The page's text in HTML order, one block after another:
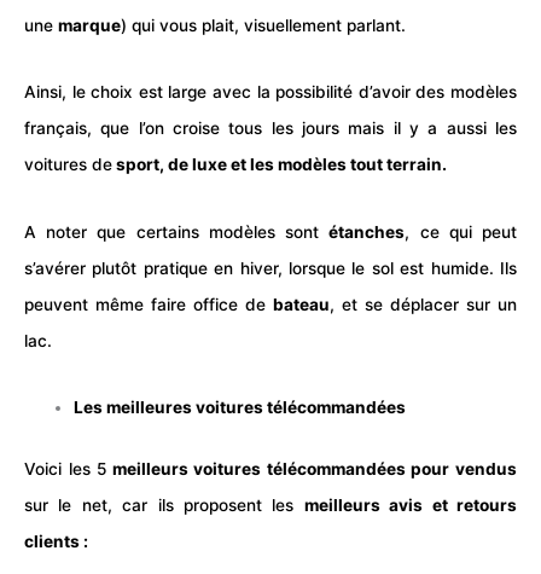
une marque) qui vous plait, visuellement parlant.
Ainsi, le choix est large avec la possibilité d’avoir des modèles
français, que l’on croise tous les jours mais il y a aussi les
voitures desport, de luxe et les modèles tout terrain.
A noter que certains modèles sontétanches, ce qui peut
s’avérer plutôt pratique en hiver, lorsque le sol est humide. Ils
peuvent même faire office de bateau, et se déplacer sur un
lac.
Les meilleures voitures télécommandées
Voici les 5 meilleurs voitures télécommandées pour vendus
sur le net, car ils proposent les meilleurs avis et retours
clients :